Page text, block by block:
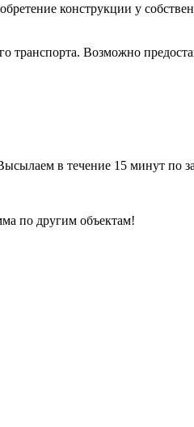
конструкции у
транспорта. Возможно
в течение 15 минут по
по другим объектам!